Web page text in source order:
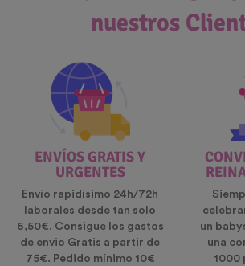
nuestros
ENVÍOS GRATIS Y
URGENTES
Envío rapidísimo 24h/72h
laborales desde tan solo
6,50€. Consigue los gastos
de envio Gratis a partir de
75€. Pedido mínimo 10€
un
una
1000